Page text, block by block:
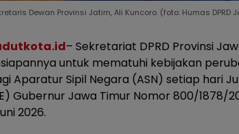
Dewan Provinsi Jatim, Ali Kuncoro. (foto: Humas
– Sekretariat DPRD Provinsi
untuk mematuhi kebijakan
Aparatur Sipil Negara (ASN) setiap hari
Gubernur Jawa Timur Nomor 800/
2026.